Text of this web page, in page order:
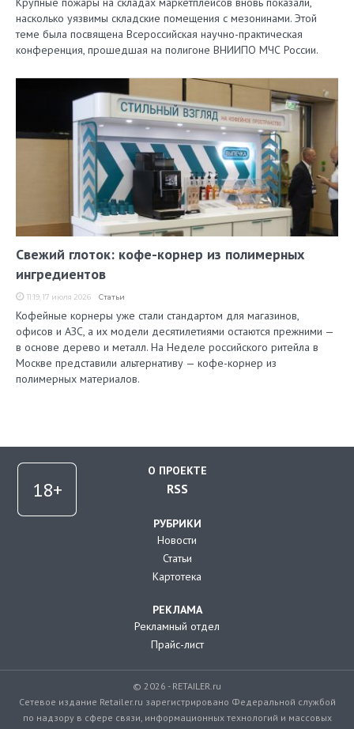
насколько уязвимы складские помещения с мезонинами. Этой
теме была посвящена Всероссийская научно-практическая
конференция, прошедшая на полигоне ВНИИПО МЧС России.
Свежий глоток: кофе-корнер из полимерных
ингредиентов
11:19, 17 июля 2026 Статьи
Кофейные корнеры уже стали стандартом для магазинов,
офисов и АЗС, а их модели десятилетиями остаются прежними —
в основе дерево и металл. На Неделе российского ритейла в
Москве представили альтернативу — кофе-корнер из
полимерных материалов.
О ПРОЕКТЕ
RSS
РУБРИКИ
Новости
Статьи
Картотека
РЕКЛАМА
Рекламный отдел
Прайс-лист
© 2026 - RETAILER.ru
Сетевое издание Retailer.ru зарегистрировано Федеральной службой
по надзору в сфере связи, информационных технологий и массовых